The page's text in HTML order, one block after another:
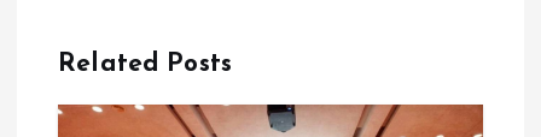
康問題 兩國
Related Posts